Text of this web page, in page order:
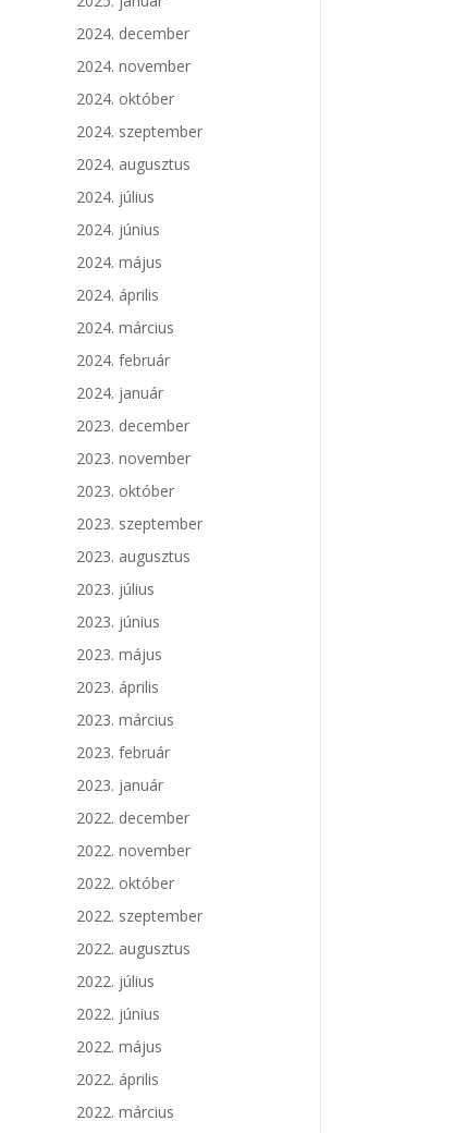
2024. december
2024. november
2024. október
2024. szeptember
2024. augusztus
2024. július
2024. június
2024. május
2024. április
2024. március
2024. február
2024. január
2023. december
2023. november
2023. október
2023. szeptember
2023. augusztus
2023. július
2023. június
2023. május
2023. április
2023. március
2023. február
2023. január
2022. december
2022. november
2022. október
2022. szeptember
2022. augusztus
2022. július
2022. június
2022. május
2022. április
2022. március